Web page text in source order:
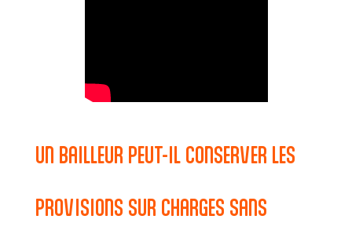
UN BAILLEUR PEUT-IL CONSERVER LES
PROVISIONS SUR CHARGES SANS